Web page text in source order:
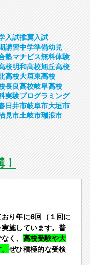
入試推薦入試
講習中学準備幼児
塾マナビス無料体験
校明和高校旭丘高校
高校大垣東高校
長良高校岐阜高校
実験プログラミング
日井市岐阜市大垣市
見市土岐市瑞浪市
り年に6回（１回に
施しています。普
く、 高校受験や大
ぜひ積極的な受検